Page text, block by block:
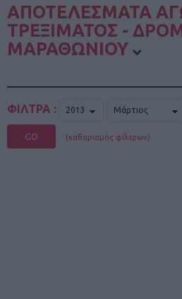
ΑΠΟΤΕΛΕΣΜΑΤΑ
ΤΡΕΞΙΜΑΤΟΣ -
ΜΑΡΑΘΩΝΙΟΥ
ΦΙΛΤΡΑ :
GO (καθαρισμός φίλτρων)